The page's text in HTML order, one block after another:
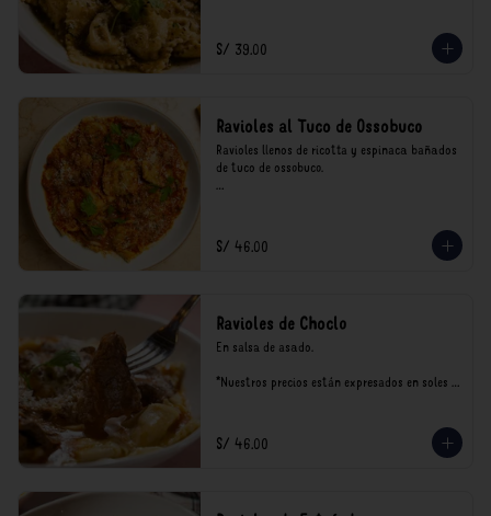
consumo.
S/ 39.00
Ravioles al Tuco de Ossobuco
Ravioles llenos de ricotta y espinaca bañados
de tuco de ossobuco.
consumo.
S/ 46.00
Ravioles de Choclo
En salsa de asado.
*Nuestros precios están expresados en soles e
S/ 46.00